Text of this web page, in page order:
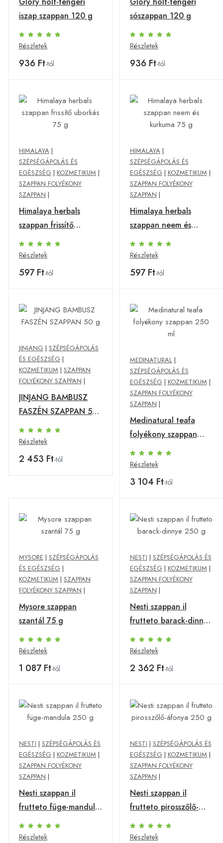
iszap szappan 120 g
Részletek
936 Ft-tól
sószappan 120 g
Részletek
936 Ft-tól
HIMALAYA |
SZÉPSÉGÁPOLÁS ÉS
EGÉSZSÉG | KOZMETIKUM |
SZAPPAN FOLYÉKONY
SZAPPAN |
Himalaya herbals
szappan frissítő
uborkás 75 g
Részletek
597 Ft-tól
HIMALAYA|
SZÉPSÉGÁPOLÁS ÉS
EGÉSZSÉG | KOZMETIKUM |
SZAPPAN FOLYÉKONY
SZAPPAN |
Himalaya herbals
szappan neem és
kurkuma 75 g
Részletek
597 Ft-tól
JINJANG | SZÉPSÉGÁPOLÁS
ÉS EGÉSZSÉG |
KOZMETIKUM | SZAPPAN
FOLYÉKONY SZAPPAN |
JINJANG BAMBUSZ
FASZÉN SZAPPAN 50
g
Részletek
2 453 Ft-tól
MEDINATURAL|
SZÉPSÉGÁPOLÁS ÉS
EGÉSZSÉG | KOZMETIKUM |
SZAPPAN FOLYÉKONY
SZAPPAN |
Medinatural teafa
folyékony szappan
250 ml
Részletek
3 104 Ft-tól
MYSORE | SZÉPSÉGÁPOLÁS
ÉS EGÉSZSÉG |
KOZMETIKUM | SZAPPAN
FOLYÉKONY SZAPPAN |
Mysore szappan
szantál 75 g
Részletek
1 087 Ft-tól
NESTI | SZÉPSÉGÁPOLÁS ÉS
EGÉSZSÉG | KOZMETIKUM |
SZAPPAN FOLYÉKONY
SZAPPAN |
Nesti szappan il
frutteto barack-dinnye
250 g
Részletek
2 362 Ft-tól
NESTI | SZÉPSÉGÁPOLÁS ÉS
EGÉSZSÉG | KOZMETIKUM |
SZAPPAN FOLYÉKONY
SZAPPAN |
Nesti szappan il
frutteto füge-mandula
250 g
Részletek
NESTI | SZÉPSÉGÁPOLÁS ÉS
EGÉSZSÉG | KOZMETIKUM |
SZAPPAN FOLYÉKONY
SZAPPAN |
Nesti szappan il
frutteto pirosszőlő-
áfonya 250 g
Részletek